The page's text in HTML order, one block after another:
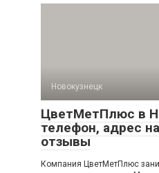
Новокузнецк
ЦветМетПлюс в
телефон, адрес
отзывы
Компания ЦветМетПлюс